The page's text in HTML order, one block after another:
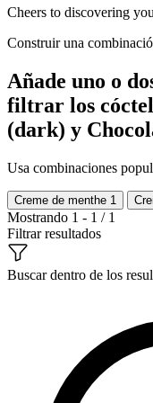
Cheers to discovering
Construir una
Añade uno o
filtrar los
(dark) y
Usa combinaciones
Creme de menthe 1
Mostrando 1 - 1 / 1
Filtrar resultados
Buscar dentro de los